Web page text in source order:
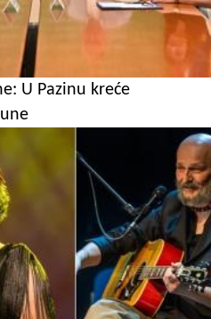
U Pazinu kreće